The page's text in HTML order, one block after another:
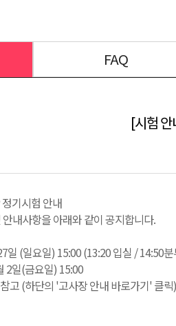
FAQ
[시험
기시험 안내
내사항을 아래와 같이 공지합니다.
일 (일요일) 15:00 (13:20 입실 / 14:50
2일(금요일) 15:00
고 (하단의 '고사장 안내 바로가기' 클릭)